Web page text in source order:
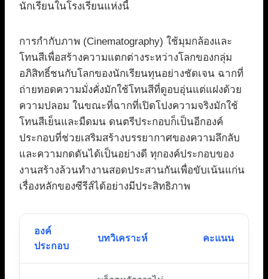
นักเรียนในโรงเรียนแห่งนี้
การกำกับภาพ (Cinematography) ใช้มุมกล้องและ
โทนสีเพื่อสร้างความแตกต่างระหว่างโลกของกลุ่ม
อภิสิทธิ์ชนกับโลกของนักเรียนทุนอย่างชัดเจน ฉากที่
ถ่ายทอดความมั่งคั่งมักใช้โทนสีที่ดูอบอุ่นแต่แฝงด้วย
ความปลอม ในขณะที่ฉากที่เปิดโปงความจริงมักใช้
โทนสีเย็นและมืดมน ดนตรีประกอบก็เป็นอีกองค์
ประกอบที่ช่วยเสริมสร้างบรรยากาศของความลึกลับ
และความกดดันได้เป็นอย่างดี ทุกองค์ประกอบของ
งานสร้างล้วนทำงานสอดประสานกันเพื่อขับเน้นแก่น
เรื่องหลักของซีรีส์ได้อย่างมีประสิทธิภาพ
องค์
ประกอบ
บทวิเคราะห์ คะแนน